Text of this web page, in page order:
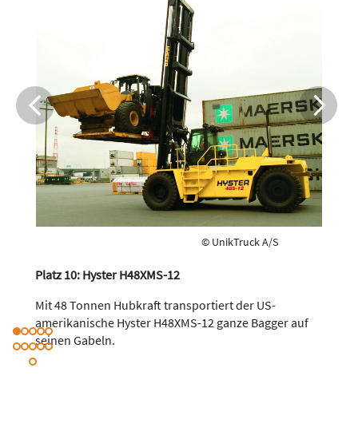
© UnikTruck A/S
Platz 10: Hyster H48XMS-12
Mit 48 Tonnen Hubkraft transportiert der US-
amerikanische Hyster H48XMS-12 ganze Bagger auf
seinen Gabeln.